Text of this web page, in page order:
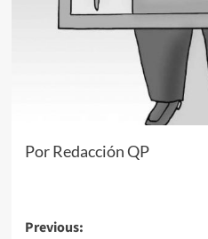
Por Redacción QP
Post
Previous: